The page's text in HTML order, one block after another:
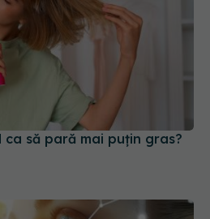
ca să pară mai puțin gras?